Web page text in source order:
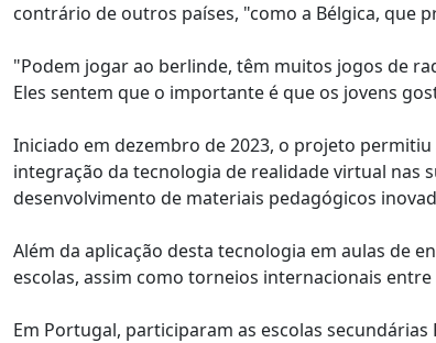
contrário de outros países, "como a Bélgica, que
"Podem jogar ao berlinde, têm muitos jogos de
Eles sentem que o importante é que os jovens
Iniciado em dezembro de 2023, o projeto
integração da tecnologia de realidade virtual nas
desenvolvimento de materiais pedagógicos
Além da aplicação desta tecnologia em aulas de
escolas, assim como torneios internacionais
Em Portugal, participaram as escolas